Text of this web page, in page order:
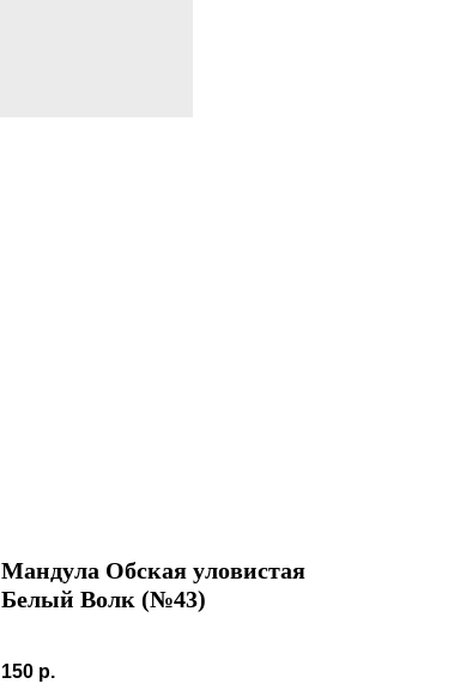
Мандула Обская уловистая
Белый Волк (№43)
150 р.